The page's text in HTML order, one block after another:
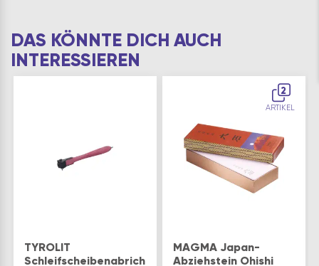
DAS KÖNNTE DICH AUCH
INTERESSIEREN
TYROLIT
Schleifscheibenabrichter
2
ARTIKEL
MAGMA Japan-
Abziehstein Ohishi